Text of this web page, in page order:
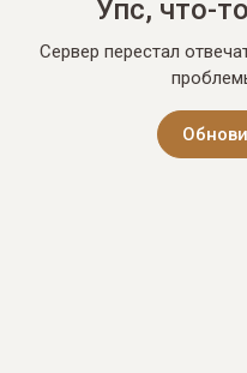
Упс, что-
Сервер перестал